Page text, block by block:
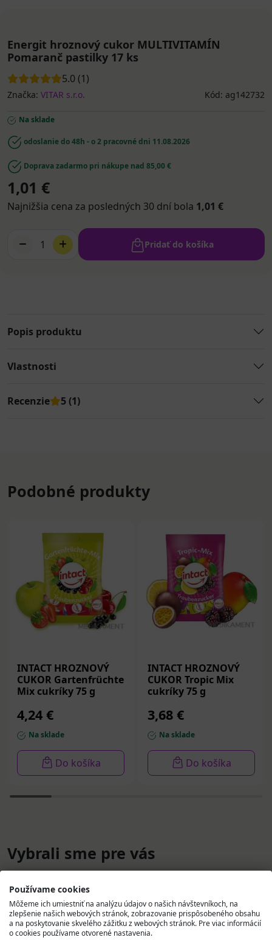
Energit hroznový cukor MULTIVITAMÍN
Pomaranč pastilky 17 ks
5.0 (1)
Značka: VITAR s.r.o. Kód: ag142732
Na sklade
odoslanie do 48h - o 2 pracovné dni 11.08.2026
Doprava zadarmo pri nákupe nad 85,00 €
1,01 €
Najnižšia cena za posledných 30 dní bola 1,01 €
1 Pridať do košíka
Popis produktu
Vlastnosti
Recenzie 5 (1)
Podobné produkty
INTACT HROZNOVÝ
CUKOR Gartenfrüchte
Mix cukríky 75 g
4,24 €
Na sklade
Do košíka
INTACT HROZNOVÝ
CUKOR Tropic Mix
cukríky 75 g
3,68 €
Na sklade
Do košíka
Vybrali sme pre vás
Používame cookies
Môžeme ich umiestniť na analýzu údajov o našich návštevníkoch, na
zlepšenie našich webových stránok, zobrazovanie prispôsobeného obsahu
a na poskytovanie skvelého zážitku z webových stránok. Pre viac informácií
o cookies používame otvorené nastavenia.